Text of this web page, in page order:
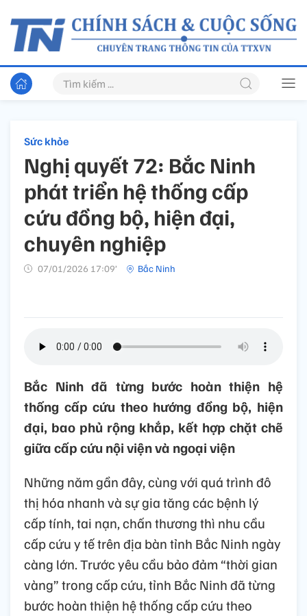
Sức khỏe
Nghị quyết 72: Bắc Ninh
phát triển hệ thống cấp
cứu đồng bộ, hiện đại,
chuyên nghiệp
07/01/2026 17:09’ Bắc Ninh
Bắc Ninh đã từng bước hoàn thiện hệ
thống cấp cứu theo hướng đồng bộ, hiện
đại, bao phủ rộng khắp, kết hợp chặt chẽ
giữa cấp cứu nội viện và ngoại viện
Những năm gần đây, cùng với quá trình đô
thị hóa nhanh và sự gia tăng các bệnh lý
cấp tính, tai nạn, chấn thương thì nhu cầu
cấp cứu y tế trên địa bàn tỉnh Bắc Ninh ngày
càng lớn. Trước yêu cầu bảo đảm “thời gian
vàng” trong cấp cứu, tỉnh Bắc Ninh đã từng
bước hoàn thiện hệ thống cấp cứu theo